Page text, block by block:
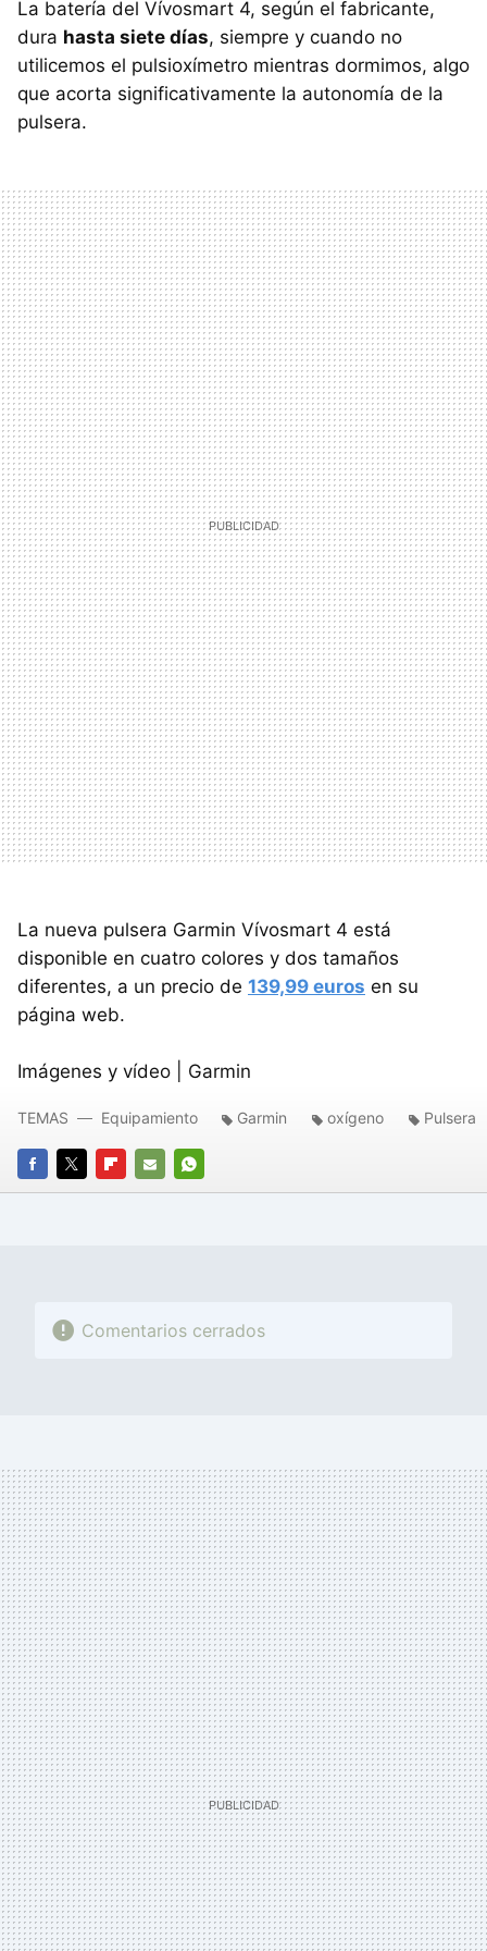
La batería del Vívosmart 4, según el fabricante,
dura hasta siete días, siempre y cuando no
utilicemos el pulsioxímetro mientras dormimos, algo
que acorta significativamente la autonomía de la
pulsera.
La nueva pulsera Garmin Vívosmart 4 está
disponible en cuatro colores y dos tamaños
diferentes, a un precio de 139,99 euros en su
página web.
Imágenes y vídeo | Garmin
FACEBOOK
TWITTERFLIPBOARD
E-
WHATSAPP
TEMAS Equipamiento Garmin oxígeno Pulsera
Comentarios cerrados